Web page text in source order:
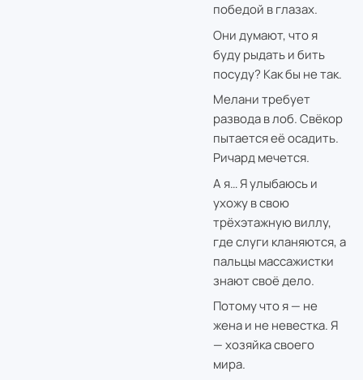
победой в глазах.
Они думают, что я
буду рыдать и бить
посуду? Как бы не так.
Мелани требует
развода в лоб. Свёкор
пытается её осадить.
Ричард мечется.
А я… Я улыбаюсь и
ухожу в свою
трёхэтажную виллу,
где слуги кланяются, а
пальцы массажистки
знают своё дело.
Потому что я — не
жена и не невестка. Я
— хозяйка своего
мира.